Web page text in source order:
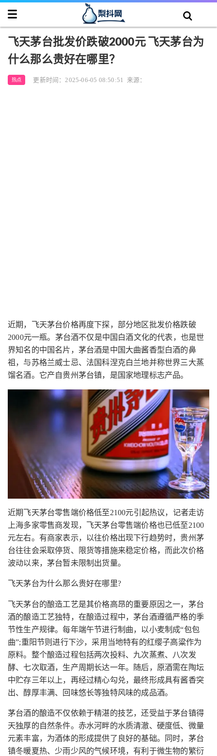
飞天茅台批发价跌破2000元 飞天茅台为
什么那么贵好在哪里？
热点 更新时间：2025-06-05 08:50:51 来源：
近期，飞天茅台价格再度下探，部分地区批发价格跌破
2000元一瓶。茅台酒不仅是中国白酒文化的代表，也是世
界知名的中国名片，茅台酒是中国大曲酱香型白酒的鼻
祖，与苏格兰威士忌、法国科涅克白兰地并称世界三大蒸
馏名酒。它产自贵州茅台镇，是国家地理标志产品。
近期飞天茅台零售端价格低至2100元引起热议，记者走访
上海多家零售商发现，飞天茅台零售端价格也已低至2100
元左右。有商家表示，以往价格出现下行趋势时，贵州茅
台往往会采取停货、限货等措施来稳定价格，而此次价格
波动以来，茅台暂未限制出货量。
飞天茅台为什么那么贵好在哪里?
飞天茅台的酿造工艺是其价格高昂的重要原因之一，茅台
酒的酿造工艺独特，在酿造过程中，茅台酒遵循严格的季
节性生产规律。每年端午节进行制曲，以小麦制成“包包
曲”;重阳节则进行下沙，采用当地特有的红缨子高粱作为
原料。整个酿造过程包括两次投料、九次蒸煮、八次发
酵、七次取酒，生产周期长达一年。随后，原酒需在陶坛
中贮存三年以上，再经过精心勾兑，最终形成具有酱香突
出、醇厚丰满、回味悠长等独特风味的成品酒。
茅台酒的酿造不仅依赖于精湛的技艺，还受益于茅台镇得
天独厚的自然条件。赤水河畔的水质清澈、硬度低、微量
元素丰富，为酒体的形成提供了良好的基础。同时，茅台
镇冬暖夏热、少雨少风的气候环境，有利于微生物的繁衍